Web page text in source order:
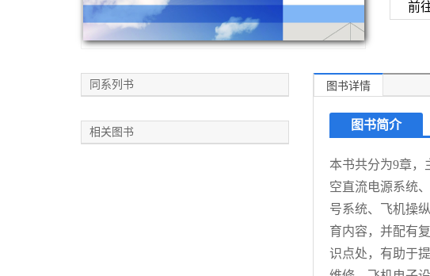
前
同系列书
相关图书
图书详情
图书简介
本书共分为9章，
空直流电源系统
号系统、飞机操
育内容，并配有
识点处，有助于